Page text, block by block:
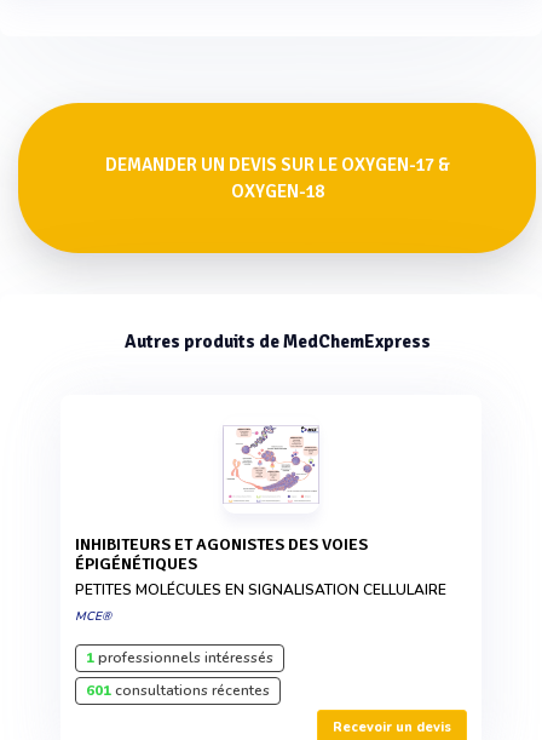
DEMANDER UN DEVIS SUR LE OXYGEN-17 &
OXYGEN-18
Autres produits de MedChemExpress
INHIBITEURS ET AGONISTES DES VOIES
ÉPIGÉNÉTIQUES
PETITES MOLÉCULES EN SIGNALISATION CELLULAIRE
MCE®
1professionnels intéressés
601consultations récentes
Recevoir un devis